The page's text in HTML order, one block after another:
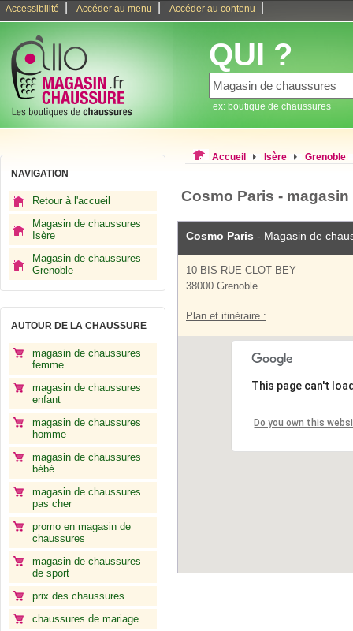
Accessibilité Accéder au menu Accéder au contenu
QUI ?
ex: boutique de chaussures
NAVIGATION
Retour à l'accueil
Magasin de chaussures
Isère
Magasin de chaussures
Grenoble
AUTOUR DE LA CHAUSSURE
magasin de chaussures
femme
magasin de chaussures
enfant
magasin de chaussures
homme
magasin de chaussures
bébé
magasin de chaussures
pas cher
promo en magasin de
chaussures
magasin de chaussures
de sport
prix des chaussures
chaussures de mariage
Accueil Isère Grenoble
Cosmo Paris -
Cosmo Paris - Magasin de
10 BIS RUE CLOT BEY
38000 Grenoble
Plan et itinéraire :
This page can't
Do you own this